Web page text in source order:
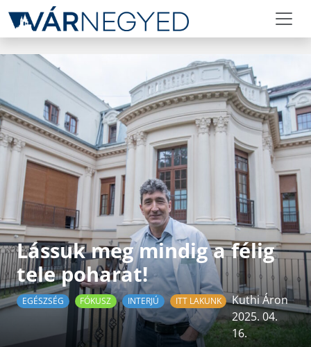
Lássuk meg mindig a félig
tele poharat!
EGÉSZSÉG FÓKUSZ INTERJÚ ITT LAKUNK
Kuthi Áron
2025. 04.
16.